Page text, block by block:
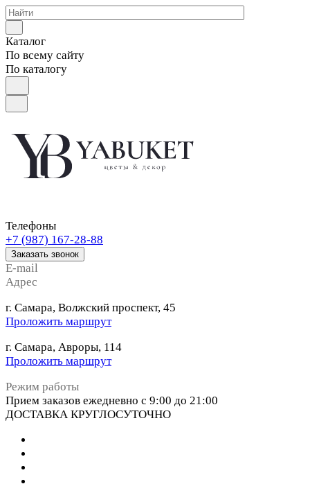
Каталог
По всему сайту
По каталогу
Телефоны
+7 (987) 167-28-88
Заказать звонок
E-mail
Адрес
г. Самара, Волжский проспект, 45
Проложить маршрут
г. Самара, Авроры, 114
Проложить маршрут
Режим работы
Прием заказов ежедневно с 9:00 до 21:00
ДОСТАВКА КРУГЛОСУТОЧНО